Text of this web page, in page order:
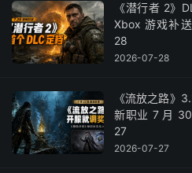
《潜行者 2》
Xbox 游戏补
28
2026-07-28
《流放之路》
新职业 7 月
27
2026-07-27